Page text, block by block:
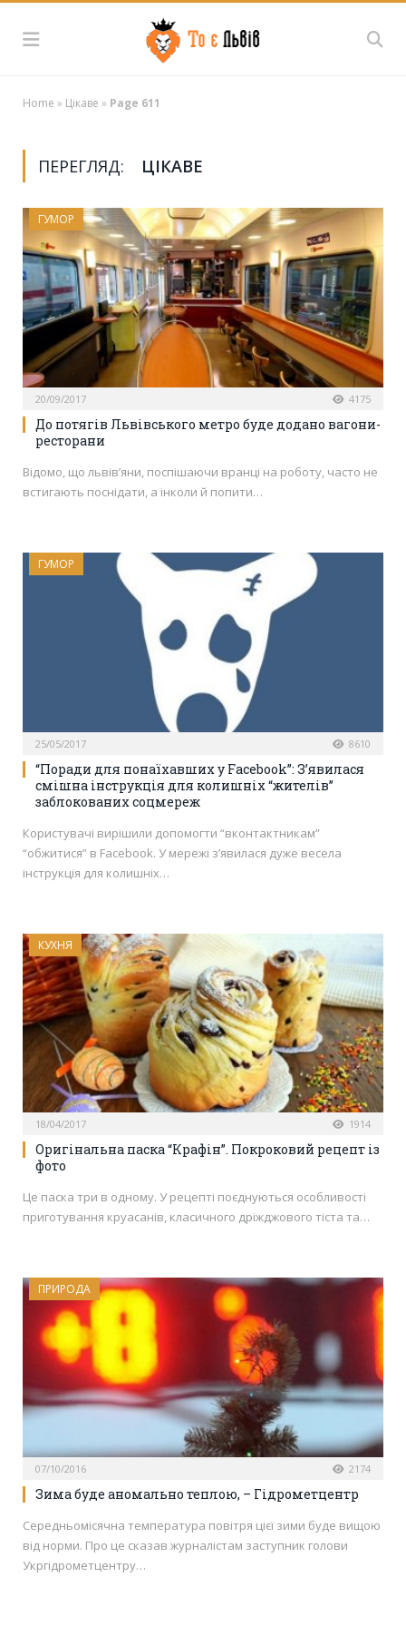
Home » Цікаве » Page 611
ПЕРЕГЛЯД: ЦІКАВЕ
ГУМОР
20/09/2017 4175
До потягів Львівського метро буде додано вагони-
ресторани
Відомо, що львів’яни, поспішаючи вранці на роботу, часто не
встигають поснідати, а інколи й попити…
ГУМОР
25/05/2017 8610
“Поради для понаїхавших у Facebook”: З’явилася
смішна інструкція для колишніх “жителів”
заблокованих соцмереж
Користувачі вирішили допомогти “вконтактникам”
“обжитися” в Facebook. У мережі з’явилася дуже весела
інструкція для колишніх…
КУХНЯ
18/04/2017 1914
Оригінальна паска “Крафін”. Покроковий рецепт із
фото
Це паска три в одному. У рецепті поєднуються особливості
приготування круасанів, класичного дріжджового тіста та…
ПРИРОДА
07/10/2016 2174
Зима буде аномально теплою, – Гідрометцентр
Середньомісячна температура повітря цієї зими буде вищою
від норми. Про це сказав журналістам заступник голови
Укргідрометцентру…